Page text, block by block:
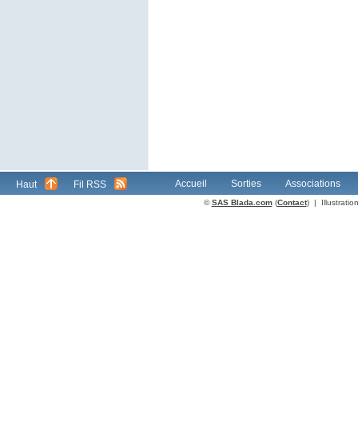
Haut Fil RSS Accueil Sorties Associations
©SAS Blada.com(Contact) |